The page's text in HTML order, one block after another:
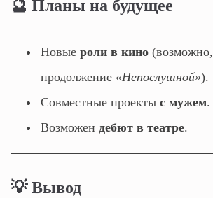
🔮 Планы на будущее
Новые роли в кино (возможно,
продолжение «Непослушной»).
Совместные проекты с мужем.
Возможен дебют в театре.
💡 Вывод